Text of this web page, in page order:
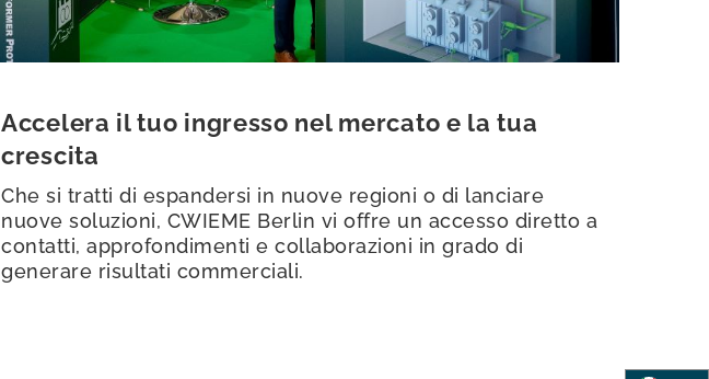
Accelera il tuo ingresso nel mercato e la tua
crescita
Che si tratti di espandersi in nuove regioni o di lanciare
nuove soluzioni, CWIEME Berlin vi offre un accesso diretto a
contatti, approfondimenti e collaborazioni in grado di
generare risultati commerciali.